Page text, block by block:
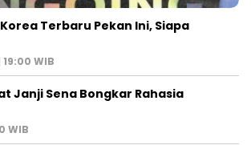
Terbaru Pekan Ini, Siapa
WIB
Janji Sena Bongkar Rahasia
WIB